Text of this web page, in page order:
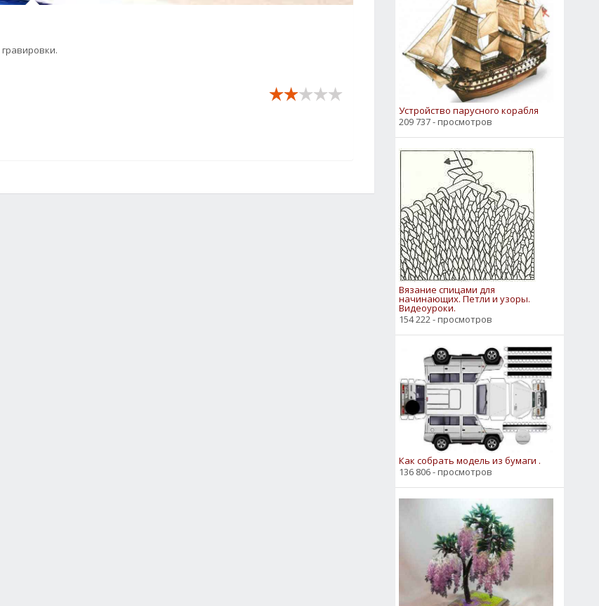
Устройство парусного корабля
209 737 - просмотров
Вязание спицами для
начинающих. Петли и узоры.
Видеоуроки.
154 222 - просмотров
Как собрать модель из бумаги .
136 806 - просмотров